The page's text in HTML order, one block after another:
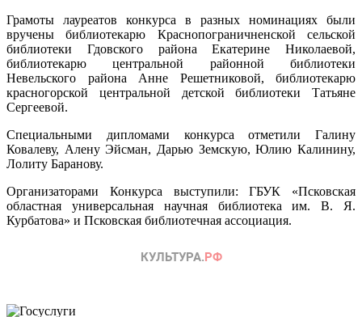
Грамоты лауреатов конкурса в разных номинациях были
вручены библиотекарю Краснопограничненской сельской
библиотеки Гдовского района Екатерине Николаевой,
библиотекарю центральной районной библиотеки
Невельского района Анне Решетниковой, библиотекарю
красногорской центральной детской библиотеки Татьяне
Сергеевой.
Специальными дипломами конкурса отметили Галину
Ковалеву, Алену Эйсман, Дарью Земскую, Юлию Калинину,
Лолиту Баранову.
Организаторами Конкурса выступили: ГБУК «Псковская
областная универсальная научная библиотека им. В. Я.
Курбатова» и Псковская библиотечная ассоциация.